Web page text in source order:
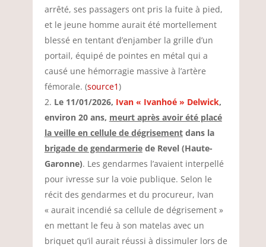
arrêté, ses passagers ont pris la fuite à pied,
et le jeune homme aurait été mortellement
blessé en tentant d’enjamber la grille d’un
portail, équipé de pointes en métal qui a
causé une hémorragie massive à l’artère
fémorale. (source1)
Le 11/01/2026, Ivan « Ivanhoé » Delwick,
environ 20 ans, meurt après avoir été placé
la veille en cellule de dégrisementdans la
brigade de gendarmeriede Revel (Haute-
Garonne). Les gendarmes l’avaient interpellé
pour ivresse sur la voie publique. Selon le
récit des gendarmes et du procureur, Ivan
« aurait incendié sa cellule de dégrisement »
en mettant le feu à son matelas avec un
briquet qu’il aurait réussi à dissimuler lors de